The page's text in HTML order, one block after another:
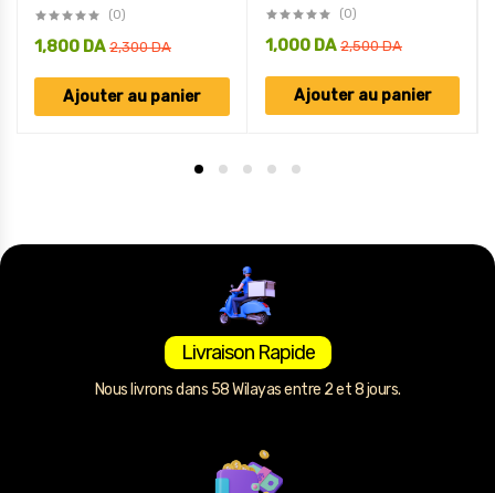
(0)
2,300DA
1,800 DA
Ajouter au panier
(0)
2,500DA
1,000 DA
Ajouter au panier
Livraison Rapide
Nous livrons dans 58 Wilayas entre 2 et 8 jours.